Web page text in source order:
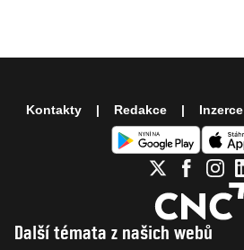
Další témata z našich webů
Kontakty Redakce Inzerce